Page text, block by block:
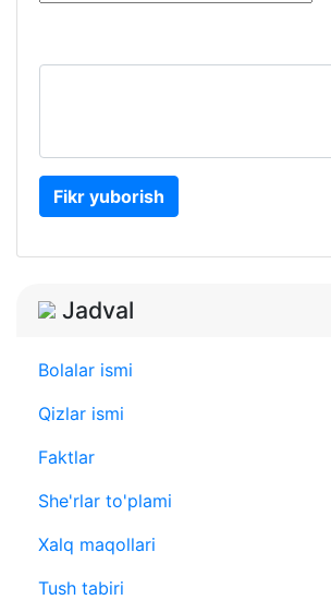
Fikr yuborish
Jadval
Bolalar ismi
Qizlar ismi
Faktlar
She'rlar to'plami
Xalq maqollari
Tush tabiri